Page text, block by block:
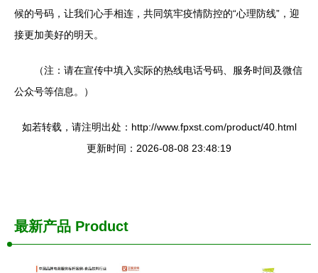
候的号码，让我们心手相连，共同筑牢疫情防控的“心理防线”，迎
接更加美好的明天。
（注：请在宣传中填入实际的热线电话号码、服务时间及微信
公众号等信息。）
如若转载，请注明出处：http://www.fpxst.com/product/40.html
更新时间：2026-08-08 23:48:19
最新产品 Product